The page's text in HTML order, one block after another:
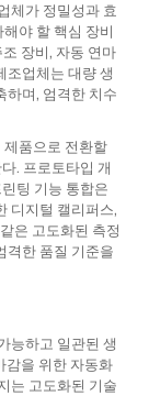
체가 정밀성과 효
야 할 핵심 장비
장비, 자동 연마
조업체는 대량 생
하며, 엄격한 치수
제품으로 전환할
. 프로토타입 개
팅 기능 통합은
디지털 캘리퍼스,
은 고도화된 측정
격한 품질 기준을
능하고 일관된 생
감을 위한 자동화
는 고도화된 기술